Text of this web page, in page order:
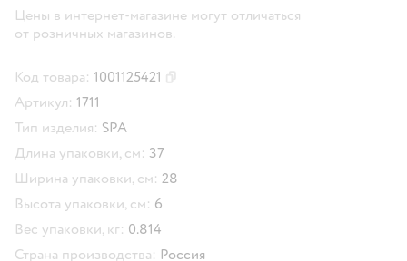
Цены в интернет-магазине могут отличаться
от розничных магазинов.
Код товара: 1001125421
Артикул: 1711
Тип изделия: SPA
Длина упаковки, см: 37
Ширина упаковки, см: 28
Высота упаковки, см: 6
Вес упаковки, кг: 0.814
Страна производства: Россия